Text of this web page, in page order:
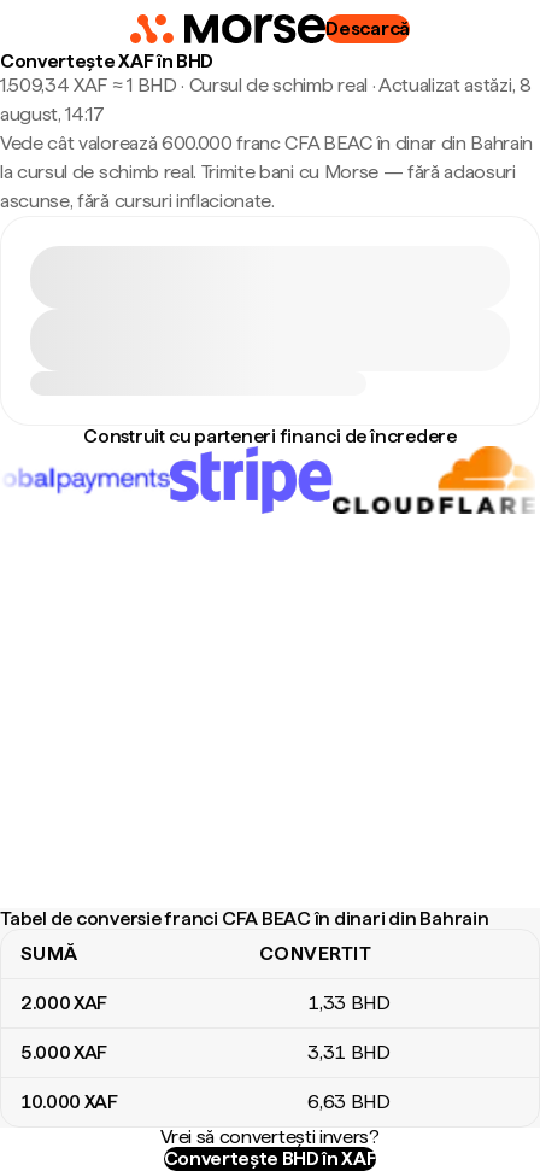
Descarcă
Convertește XAF în BHD
1.509,34 XAF ≈ 1 BHD · Cursul de schimb real ·Actualizat astăzi, 8
august, 14:17
Vede cât valorează 600.000 franc CFA BEAC în dinar din Bahrain
la cursul de schimb real. Trimite bani cu Morse — fără adaosuri
ascunse, fără cursuri inflacionate.
Construit cu parteneri financi de încredere
Tabel de conversie franci CFA BEAC în dinari din Bahrain
Tabel de conversie franci CFA BEAC în dinari din Bahrain
SUMĂ CONVERTIT
2.000XAF 1,33 BHD
5.000XAF 3,31 BHD
10.000 XAF 6,63 BHD
Vrei să convertești invers?
Convertește BHD în XAF